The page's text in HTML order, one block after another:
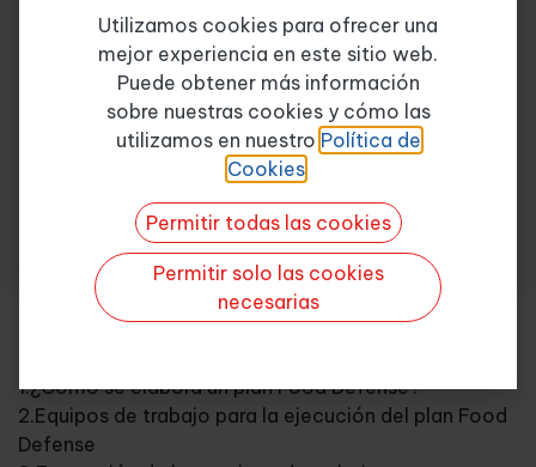
3.Beneficios y ventajas del plan Food Defense
4.Principios para establecer e implementar un plan
de defensa alimentaria
5.El sabotaje alimenticio
6.Vigilantes de Barrio. ¿Quiénes son?
7.Protocolo de comunicación en la empresa
8.Adulteración de materias primas, productos en
curso y productos finales
9.Control de accesos y zonas protegidas
10.¿Qué significa ser proactivo?
3.Requerimientos del plan Food Defense y métodos
1.¿Cómo se elabora un plan Food Defense?
2.Equipos de trabajo para la ejecución del plan Food
Defense
Quiero más info
Utilizamos cookies para ofrecer una
mejor experiencia en este sitio web.
Puede obtener más información
sobre nuestras cookies y cómo las
utilizamos en nuestro Política de
Cookies.
Permitir todas las cookies
Permitir solo las cookies
necesarias